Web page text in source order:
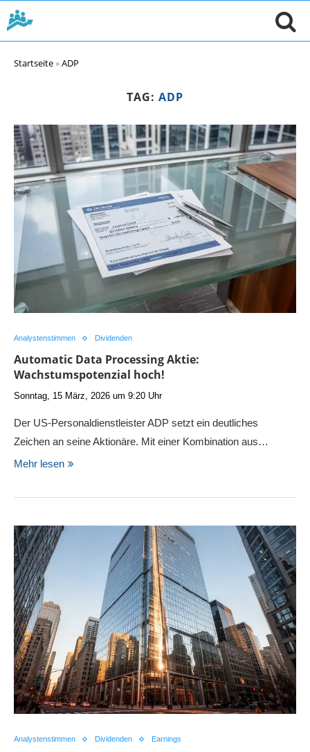
Startseite»ADP
TAG: ADP
Analystenstimmen Dividenden
Automatic Data Processing Aktie:
Wachstumspotenzial hoch!
Sonntag, 15 März, 2026 um 9:20 Uhr
Der US-Personaldienstleister ADP setzt ein deutliches
Zeichen an seine Aktionäre. Mit einer Kombination aus…
Mehr lesen
Analystenstimmen Dividenden Earnings